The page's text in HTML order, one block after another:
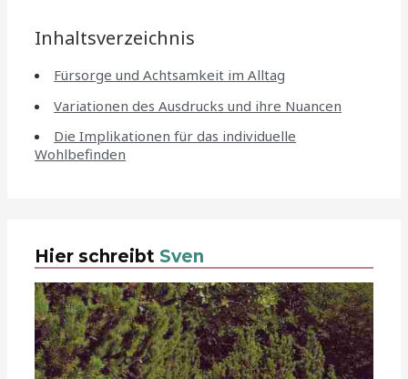
Inhaltsverzeichnis
Fürsorge und Achtsamkeit im Alltag
Variationen des Ausdrucks und ihre Nuancen
Die Implikationen für das individuelle
Wohlbefinden
Hier schreibt Sven